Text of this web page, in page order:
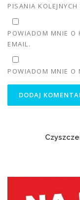
PISANIA
POWIADOM MNIE O
EMAIL.
POWIADOM MNIE O